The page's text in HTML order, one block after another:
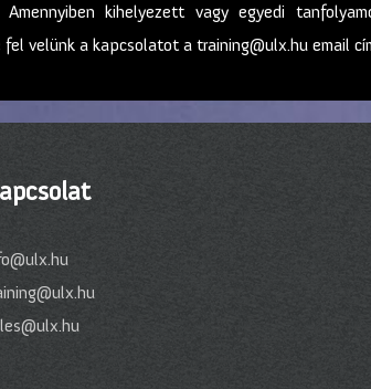
kihelyezett vagy egyedi
velünk a kapcsolatot a training@ulx.hu email